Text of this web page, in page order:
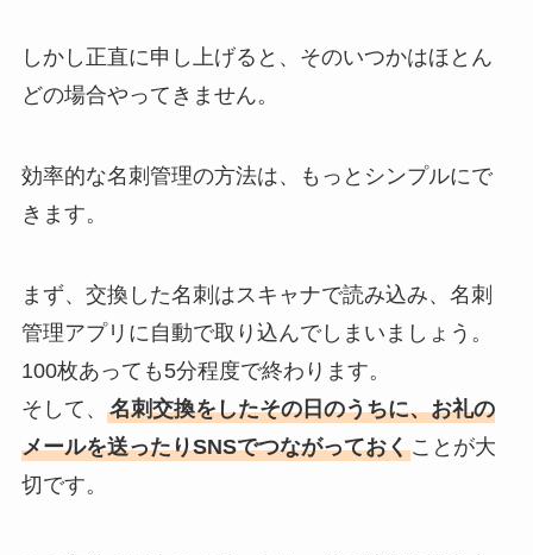
しかし正直に申し上げると、そのいつかはほとん
どの場合やってきません。
効率的な名刺管理の方法は、もっとシンプルにで
きます。
まず、交換した名刺はスキャナで読み込み、名刺
管理アプリに自動で取り込んでしまいましょう。
100枚あっても5分程度で終わります。
そして、 名刺交換をしたその日のうちに、お礼の
メールを送ったりSNSでつながっておくことが大
切です。